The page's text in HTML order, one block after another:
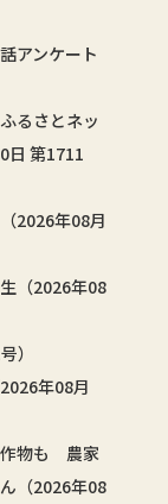
アンケート
るさとネッ
日 第1711
2026年08月
（2026年08
）
年08月
作物も 農家
（2026年08